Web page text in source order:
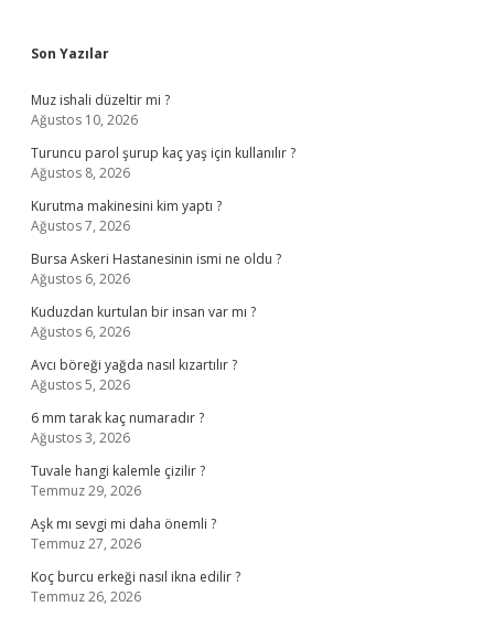
Sidebar
Son Yazılar
Muz ishali düzeltir mi ?
Ağustos 10, 2026
Turuncu parol şurup kaç yaş için kullanılır ?
Ağustos 8, 2026
Kurutma makinesini kim yaptı ?
Ağustos 7, 2026
Bursa Askeri Hastanesinin ismi ne oldu ?
Ağustos 6, 2026
Kuduzdan kurtulan bir insan var mı ?
Ağustos 6, 2026
Avcı böreği yağda nasıl kızartılır ?
Ağustos 5, 2026
6 mm tarak kaç numaradır ?
Ağustos 3, 2026
Tuvale hangi kalemle çizilir ?
Temmuz 29, 2026
Aşk mı sevgi mi daha önemli ?
Temmuz 27, 2026
Koç burcu erkeği nasıl ikna edilir ?
Temmuz 26, 2026